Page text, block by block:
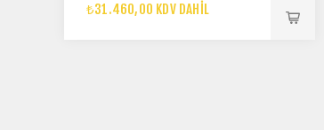
₺31.460,00 KDV DAHIL